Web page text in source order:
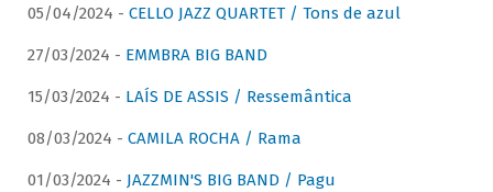
05/04/2024 - CELLO JAZZ QUARTET / Tons de azul
27/03/2024 - EMMBRA BIG BAND
15/03/2024 - LAÍS DE ASSIS / Ressemântica
08/03/2024 - CAMILA ROCHA / Rama
01/03/2024 - JAZZMIN'S BIG BAND / Pagu